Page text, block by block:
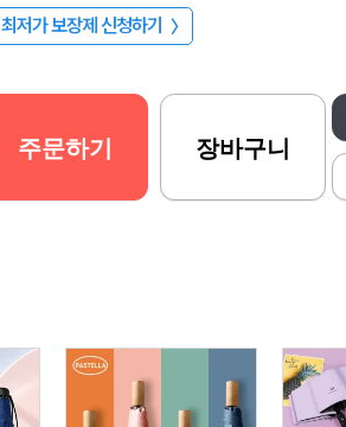
최저가 보장제 신청하기 〉
주문하기 장바구니